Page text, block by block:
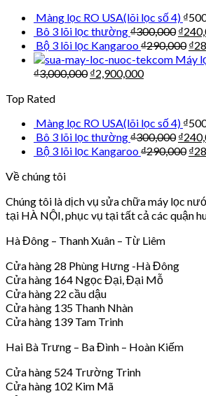
Màng lọc RO USA(lõi lọc số 4) ₫
Bô 3 lõi lọc thường₫300,000 ₫
Bộ 3 lõi lọc Kangaroo₫290,000 ₫
Máy
₫3,000,000 ₫2,900,000
Top Rated
Màng lọc RO USA(lõi lọc số 4) ₫
Bô 3 lõi lọc thường₫300,000 ₫
Bộ 3 lõi lọc Kangaroo₫290,000 ₫
Về chúng tôi
Chúng tôi là dịch vụ sửa chữa máy lọc
tại HÀ NỘI, phục vụ tại tất cả các quận
Hà Đông – Thanh Xuân – Từ Liêm
Cửa hàng 28 Phùng Hưng -Hà Đông
Cửa hàng 164 Ngọc Đại, Đại Mỗ
Cửa hàng 22 cầu dậu
Cửa hàng 135 Thanh Nhàn
Cửa hàng 139 Tam Trinh
Hai Bà Trưng – Ba Đình – Hoàn Kiếm
Cửa hàng 524 Trường Trinh
Cửa hàng 102 Kim Mã